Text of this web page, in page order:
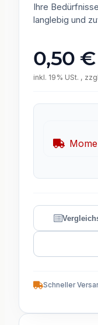
Ihre
langlebig und
0,50 €
inkl. 19% USt. ,
Schneller